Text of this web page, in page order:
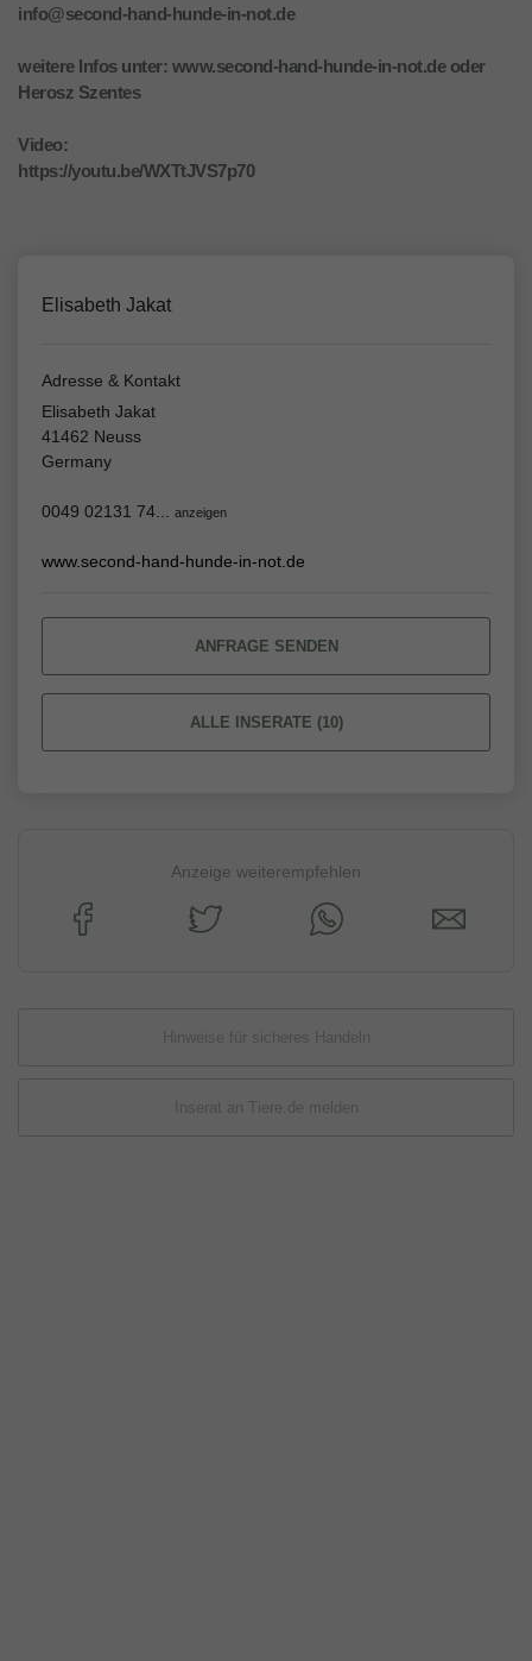
info@second-hand-hunde-in-not.de
weitere Infos unter: www.second-hand-hunde-in-not.de oder
Herosz Szentes
Video:
https://youtu.be/WXTtJVS7p70
Elisabeth Jakat
Adresse & Kontakt
Elisabeth Jakat
41462 Neuss
Germany
0049 02131 74... anzeigen
www.second-hand-hunde-in-not.de
ANFRAGE SENDEN
ALLE INSERATE (10)
Anzeige weiterempfehlen
Hinweise für sicheres Handeln
Inserat an Tiere.de melden